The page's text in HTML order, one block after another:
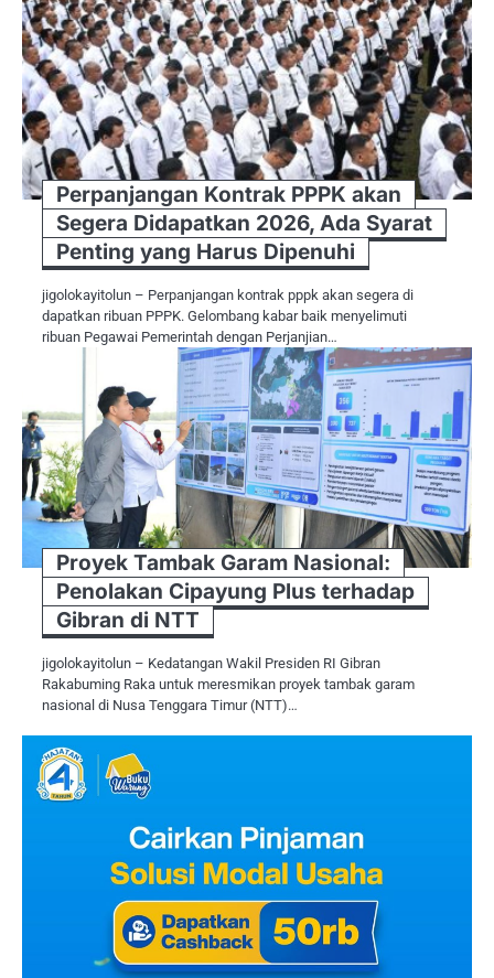
Perpanjangan Kontrak PPPK akan
Segera Didapatkan 2026, Ada Syarat
Penting yang Harus Dipenuhi
jigolokayitolun – Perpanjangan kontrak pppk akan segera di
dapatkan ribuan PPPK. Gelombang kabar baik menyelimuti
ribuan Pegawai Pemerintah dengan Perjanjian…
Proyek Tambak Garam Nasional:
Penolakan Cipayung Plus terhadap
Gibran di NTT
jigolokayitolun – Kedatangan Wakil Presiden RI Gibran
Rakabuming Raka untuk meresmikan proyek tambak garam
nasional di Nusa Tenggara Timur (NTT)…